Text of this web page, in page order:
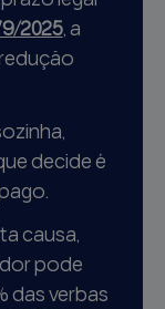
2025, a
decide é
causa,
pode
das verbas